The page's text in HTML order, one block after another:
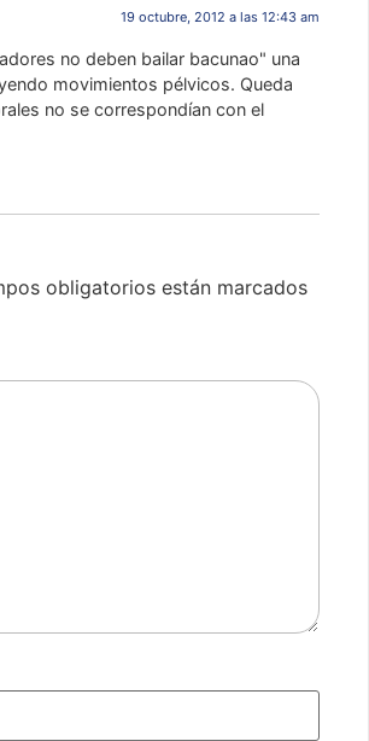
19 octubre, 2012 a las 12:43 am
no deben bailar bacunao" una
movimientos pélvicos. Queda
no se correspondían con el
obligatorios están marcados